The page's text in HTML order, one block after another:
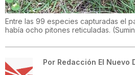
Entre las 99 especies capturadas el
había ocho pitones reticuladas. (
Por Redacción El Nuevo